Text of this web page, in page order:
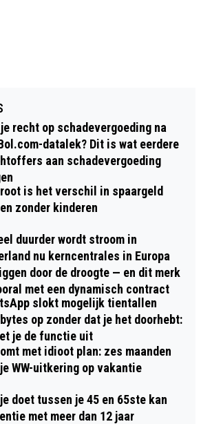
recht op schadevergoeding na
datalek? Dit is wat eerdere
aan schadevergoeding
is het verschil in spaargeld
zonder kinderen
duurder wordt stroom in
nu kerncentrales in Europa
door de droogte — en dit merk
met een dynamisch contract
slokt mogelijk tientallen
op zonder dat je het doorhebt:
je de functie uit
met idioot plan: zes maanden
WW-uitkering op vakantie
doet tussen je 45 en 65ste kan
met meer dan 12 jaar